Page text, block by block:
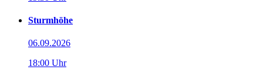
Sturmhöhe
06.09.2026
18:00 Uhr